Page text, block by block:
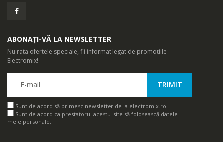
ABONAȚI-VĂ LA NEWSLETTER
Nu rata ofertele speciale, fii informat legat de promoțiile
Electromix!
Sunt de acord să primesc newsletter de la electromix.ro
Sunt de acord ca prestatorul acestui site să folosească datele
mele personale.